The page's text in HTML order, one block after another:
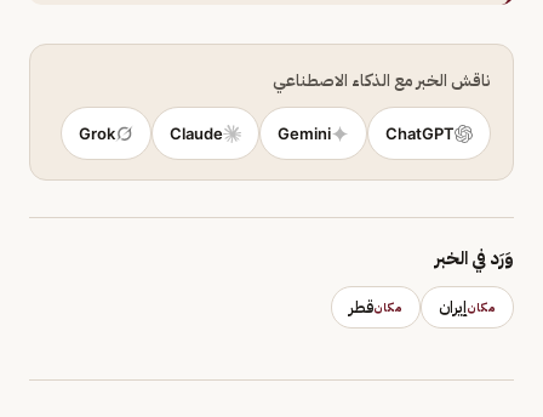
ناقش الخبر مع الذكاء الاصطناعي
ChatGPT
Gemini
Claude
Grok
وَرَد في الخبر
مكانإيران مكانقطر